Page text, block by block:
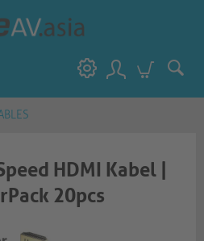
HDMI Kabel |
20pcs